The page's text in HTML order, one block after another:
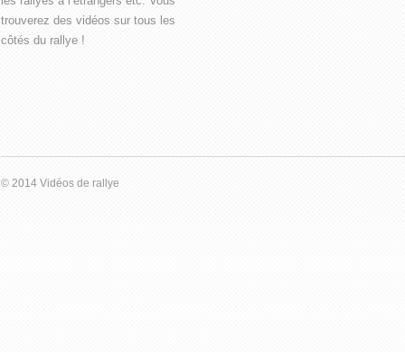
trouverez des vidéos sur tous les
côtés du rallye !
© 2014 Vidéos de rallye